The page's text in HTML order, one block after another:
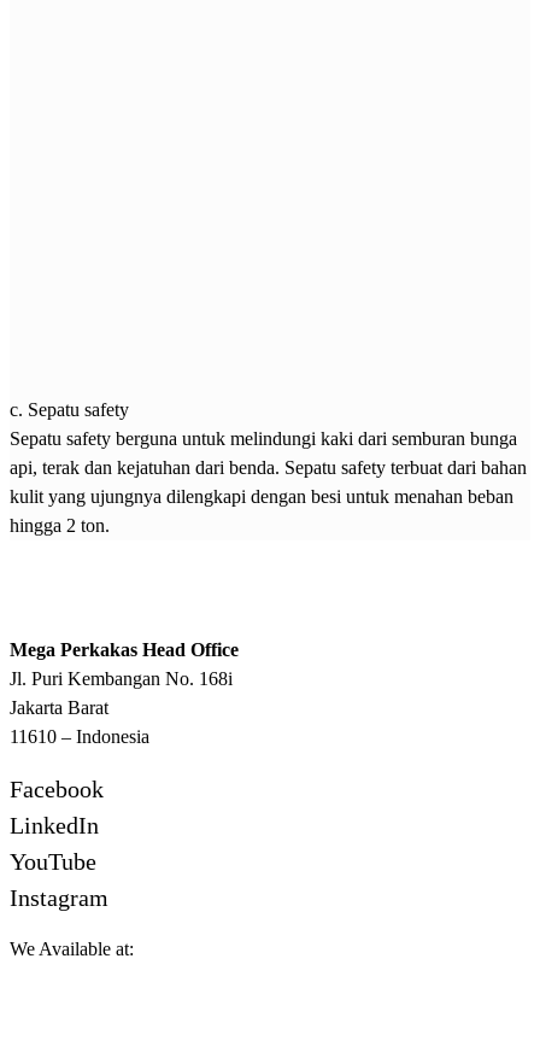
c. Sepatu safety
Sepatu safety berguna untuk melindungi kaki dari semburan bunga
api, terak dan kejatuhan dari benda. Sepatu safety terbuat dari bahan
kulit yang ujungnya dilengkapi dengan besi untuk menahan beban
hingga 2 ton.
Mega Perkakas Head Office
Jl. Puri Kembangan No. 168i
Jakarta Barat
11610 – Indonesia
Facebook
LinkedIn
YouTube
Instagram
We Available at: